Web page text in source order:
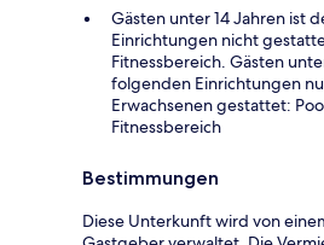
Gästen unter 14 Jahren ist
Einrichtungen nicht
Fitnessbereich. Gästen
folgenden Einrichtungen
Erwachsenen gestattet:
Fitnessbereich
Bestimmungen
Diese Unterkunft wird von